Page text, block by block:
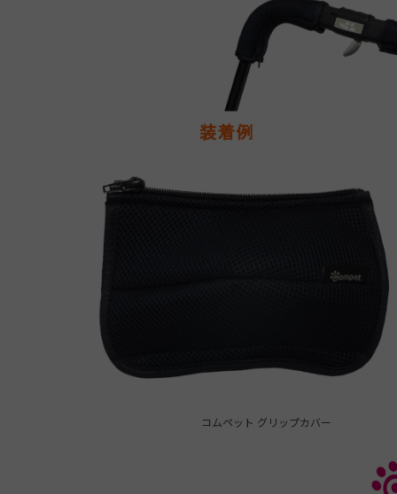
コムペット グリップカバー